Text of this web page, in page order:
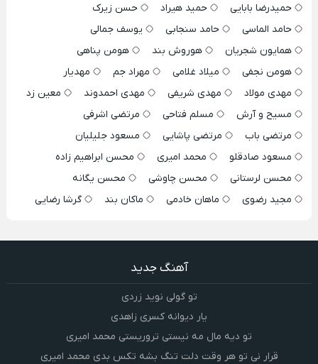
حمیدرضا بابایی
حمید هیراد
حسن زیرک
حامد الماسی
حامد سنجابی
یوسف جمالی
همایون شجریان
هوروش بند
هومن پناهی
هومن نجفی
میلاد غلامی مهراد جم
مهدیار
مهدی مولاد
مهدی شریفی مهدی احمدوند
معین زد
مسیح و آرش
مسلم فتاحی
مرتضی اشرفی
مرتضی باب
مرتضی پاشایی
مسعود جلیلیان
مسعود صادقلو
محمد امیری
محسن ابراهیم زاده
محسن لرستانی
محسن چاوشی
محسن یگانه
مجید رضوی
ماهان خادمی ماکان بند گرشا رضایی
آهنگ جدید
تو گولی نوید زردی
یار دیوانه کسری زاهدی
تو دیه مال مه نیستی تروریستی محمد امیری
قرار نی تو هر وقت دلت تنگ بشه تکس بدی محمد امیری